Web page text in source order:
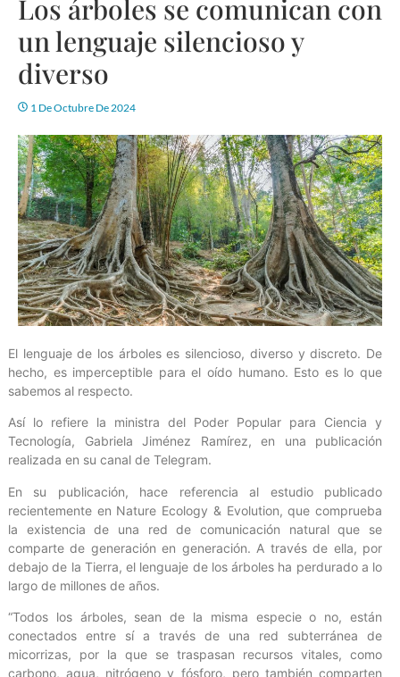
Los árboles se comunican con
un lenguaje silencioso y
diverso
1 De Octubre De 2024
El lenguaje de los árboles es silencioso, diverso y discreto. De
hecho, es imperceptible para el oído humano. Esto es lo que
sabemos al respecto.
Así lo refiere la ministra del Poder Popular para Ciencia y
Tecnología, Gabriela Jiménez Ramírez, en una publicación
realizada en su canal de Telegram.
En su publicación, hace referencia al estudio publicado
recientemente en Nature Ecology & Evolution, que comprueba
la existencia de una red de comunicación natural que se
comparte de generación en generación. A través de ella, por
debajo de la Tierra, el lenguaje de los árboles ha perdurado a lo
largo de millones de años.
“Todos los árboles, sean de la misma especie o no, están
conectados entre sí a través de una red subterránea de
micorrizas, por la que se traspasan recursos vitales, como
carbono, agua, nitrógeno y fósforo, pero también comparten